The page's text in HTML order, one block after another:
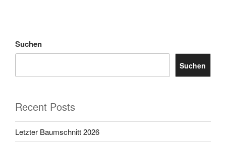
Suchen
Suchen
Recent Posts
Letzter Baumschnitt 2026